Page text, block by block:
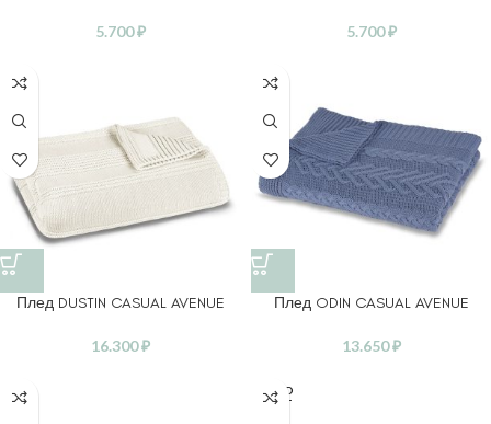
5.700₽ 5.700₽
Плед DUSTIN CASUAL AVENUE
16.300₽
Плед ODIN CASUAL AVENUE
13.650₽
SOLD
OUT